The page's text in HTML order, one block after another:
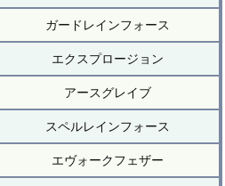
ガードレインフォース
エクスプロージョン
アースグレイブ
スペルレインフォース
エヴォークフェザー